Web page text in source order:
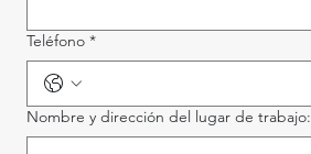
Teléfono *
Nombre y dirección del lugar de trabajo: